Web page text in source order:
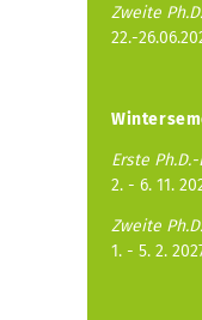
Zweite
22.-
Erste
2. - 6. 11.
Zweite
1. - 5. 2.